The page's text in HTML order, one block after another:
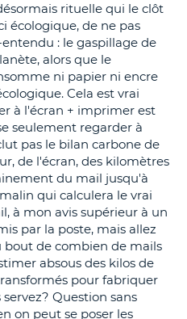
rituelle qui le clôt
écologique, de ne pas
: le gaspillage de
alors que le
ni papier ni encre
Cela est vrai
à l'écran + imprimer est
seulement regarder à
pas le bilan carbone de
de l'écran, des kilomètres
du mail jusqu'à
qui calculera le vrai
à mon avis supérieur à un
par la poste, mais allez
bout de combien de mails
absous des kilos de
pour fabriquer
Question sans
on peut se poser les